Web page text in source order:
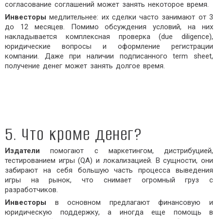
согласование соглашений может занять некоторое время.
Инвесторы медлительнее: их сделки часто занимают от 3
до 12 месяцев. Помимо обсуждения условий, на них
накладывается комплексная проверка (due diligence),
юридические вопросы и оформление регистрации
компании. Даже при наличии подписанного term sheet,
получение денег может занять долгое время.
5. Что кроме денег?
Издатели помогают с маркетингом, дистрибуцией,
тестированием игры (QA) и локализацией. В сущности, они
забирают на себя большую часть процесса выведения
игры на рынок, что снимает огромный груз с
разработчиков.
Инвесторы в основном предлагают финансовую и
юридическую поддержку, а иногда еще помощь в